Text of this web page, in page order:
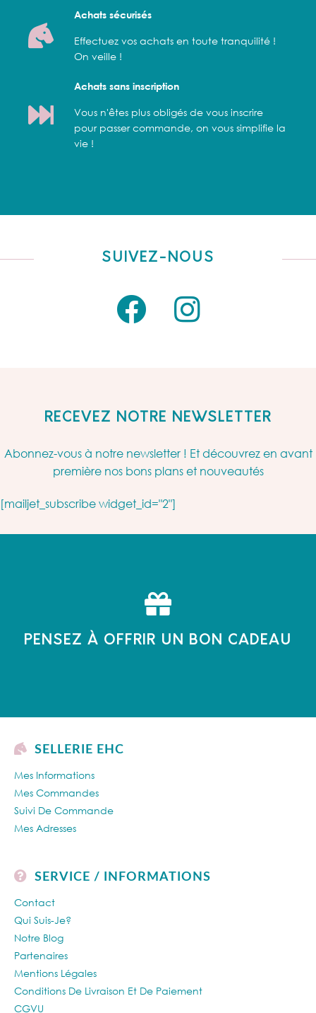
Achats sécurisés
Effectuez vos achats en toute tranquilité !
On veille !
Achats sans inscription
Vous n'êtes plus obligés de vous inscrire
pour passer commande, on vous simplifie la
vie !
SUIVEZ-NOUS
RECEVEZ NOTRE NEWSLETTER
Abonnez-vous à notre newsletter ! Et découvrez en avant
première nos bons plans et nouveautés
[mailjet_subscribe widget_id="2"]
PENSEZ À OFFRIR UN BON CADEAU
SELLERIE EHC
Mes Informations
Mes Commandes
Suivi De Commande
Mes Adresses
SERVICE / INFORMATIONS
Contact
Qui Suis-Je?
Notre Blog
Partenaires
Mentions Légales
Conditions De Livraison Et De Paiement
CGVU